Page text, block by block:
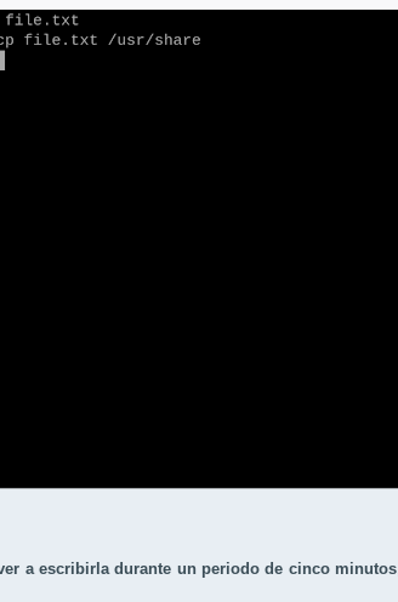
a escribirla durante un periodo de cinco minutos